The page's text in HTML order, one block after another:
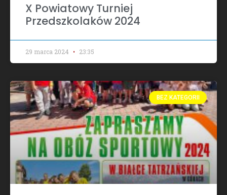
X Powiatowy Turniej
Przedszkolaków 2024
29 marca 2024 23:35
BEZ KATEGORII